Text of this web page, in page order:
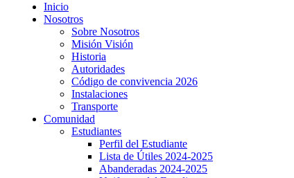
Inicio
Nosotros
Sobre Nosotros
Misión Visión
Historia
Autoridades
Código de convivencia 2026
Instalaciones
Transporte
Comunidad
Estudiantes
Perfil del Estudiante
Lista de Útiles 2024-2025
Abanderadas 2024-2025